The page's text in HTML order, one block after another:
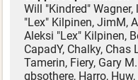
Will "Kindred"
"Lex" Kilpinen, JimM,
Aleksi "Lex" Kilpinen,
CapadY, Chalky, Chas
Tamerin, Fiery, Gary
gbsothere, Harro,